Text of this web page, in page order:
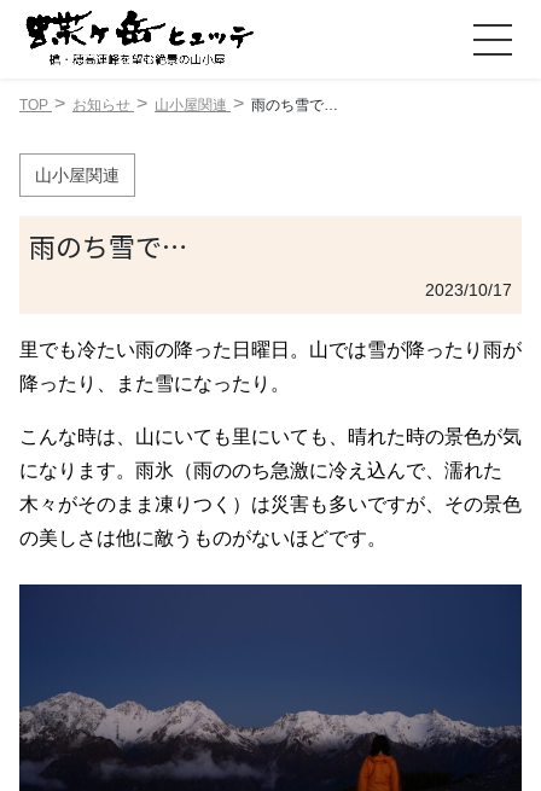
TOP お知らせ 山小屋関連 雨のち雪で…
山小屋関連
雨のち雪で…
2023/10/17
里でも冷たい雨の降った日曜日。山では雪が降ったり雨が
降ったり、また雪になったり。
こんな時は、山にいても里にいても、晴れた時の景色が気
になります。雨氷（雨ののち急激に冷え込んで、濡れた
木々がそのまま凍りつく）は災害も多いですが、その景色
の美しさは他に敵うものがないほどです。